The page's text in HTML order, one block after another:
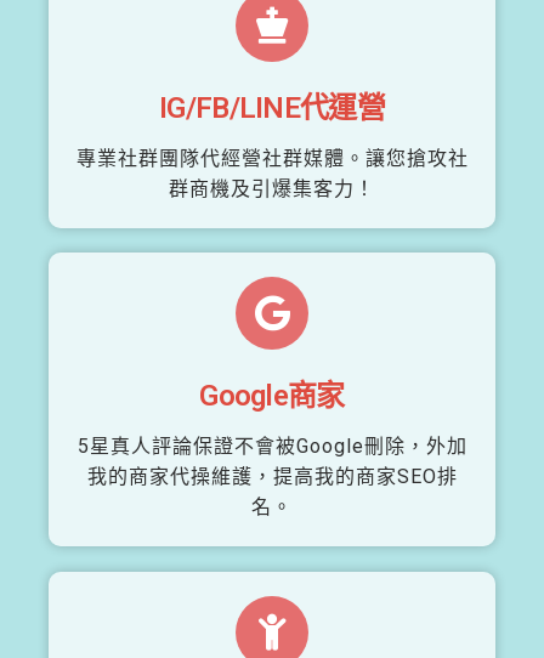
IG/FB/LINE代運營
專業社群團隊代經營社群媒體。讓您搶攻社
群商機及引爆集客力！
Google商家
5星真人評論保證不會被Google刪除，外加
我的商家代操維護，提高我的商家SEO排
名。